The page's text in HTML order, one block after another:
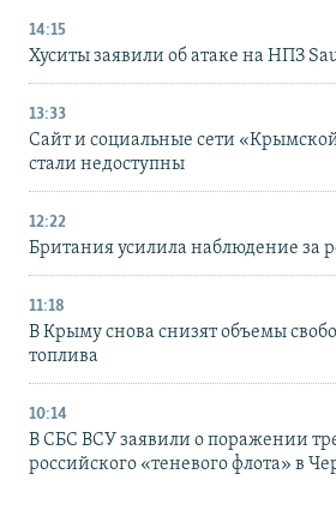
14:15
Хуситы заявили об атаке на НПЗ
13:33
Сайт и социальные сети
стали недоступны
12:22
Британия усилила наблюдение за
11:18
В Крыму снова снизят объемы
топлива
10:14
В СБС ВСУ заявили о поражении
российского «теневого флота» в